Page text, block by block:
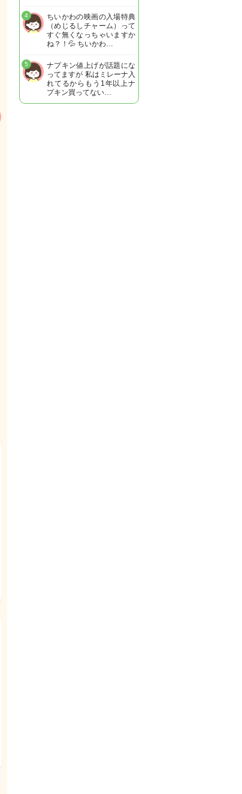
ちいかわの映画の入場特典
（めじるしチャーム）って
すぐ無くなっちゃいますか
ね？！💦 ちいかわ…
4
ナプキン値上げが話題にな
ってますが 私はミレーナ入
れてるからもう1年以上ナ
プキン買ってない…
5